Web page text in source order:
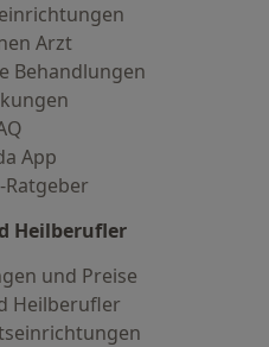
Arzt
Behandlungen
App
Ratgeber
Heilberufler
und Preise
Heilberufler